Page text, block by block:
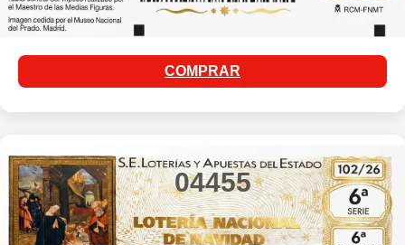
COMPRAR
04455